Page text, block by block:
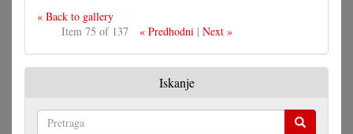
« Back to gallery
Item 75 of 137
« Predhodni | Next »
Iskanje